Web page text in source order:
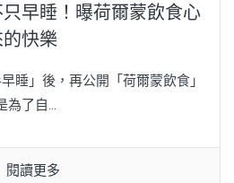
早睡！曝荷爾蒙飲食心
快樂
睡」後，再公開「荷爾蒙飲食」
為了自...
閱讀更多